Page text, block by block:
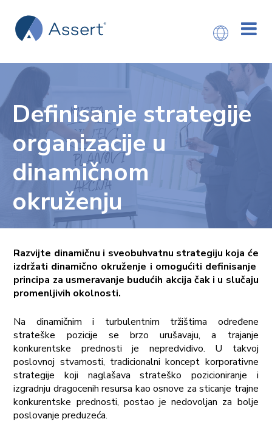
Definisanje strategije
organizacije u
dinamičnom
okruženju
Razvijte dinamičnu i sveobuhvatnu strategiju koja će
izdržati dinamično okruženje i omogućiti definisanje
principa za usmeravanje budućih akcija čak i u slučaju
promenljivih okolnosti.
Na dinamičnim i turbulentnim tržištima određene
strateške pozicije se brzo urušavaju, a trajanje
konkurentske prednosti je nepredvidivo. U takvoj
poslovnoj stvarnosti, tradicionalni koncept korporativne
strategije koji naglašava strateško pozicioniranje i
izgradnju dragocenih resursa kao osnove za sticanje trajne
konkurentske prednosti, postao je nedovoljan za bolje
poslovanje preduzeća.